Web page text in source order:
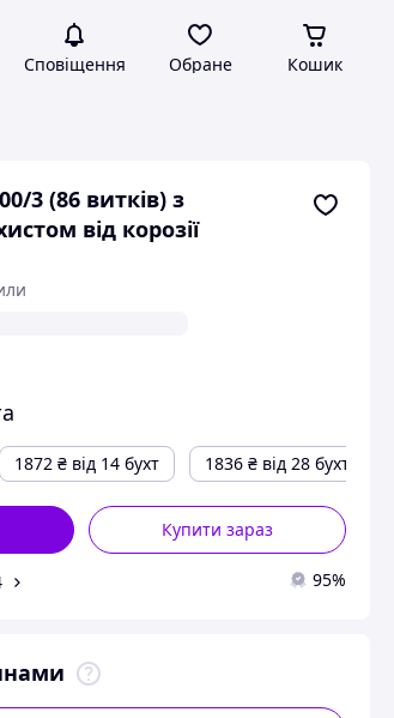
Сповіщення Обране Кошик
3 (86 витків) з
від корозії
1872 ₴ від 14 бухт 1836 ₴ від 28 бухт
Купити зараз
95%